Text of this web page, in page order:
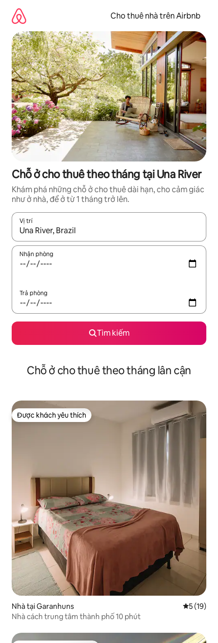
dung
Cho thuê nhà trên Airbnb
Chỗ ở cho thuê theo tháng tại Una River
Khám phá những chỗ ở cho thuê dài hạn, cho cảm giác
như ở nhà, để ở từ 1 tháng trở lên.
Vị trí
Khi có kết quả, hãy điều hướng bằng phím mũi tên lên và
Nhận phòng
Trả phòng
Tìm kiếm
Chỗ ở cho thuê theo tháng lân cận
Được khách yêu thích
Được khách yêu thích
Nhà tại Garanhuns Xếp hạng
5 (19)
Nhà cách trung tâm thành phố 10 phút